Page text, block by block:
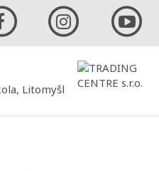
Litomyšl